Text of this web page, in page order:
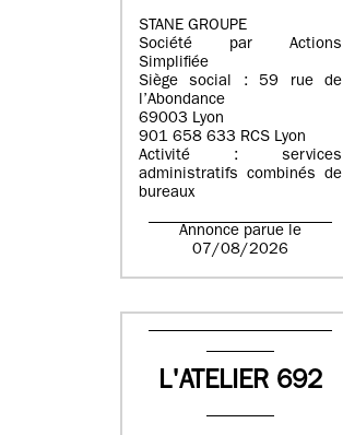
STANE GROUPE
Société par Actions
Simplifiée
Siège social : 59 rue de
l’Abondance
69003 Lyon
901 658 633 RCS Lyon
Activité : services
administratifs combinés de
bureaux
Annonce parue le
07/08/2026
L'ATELIER 692